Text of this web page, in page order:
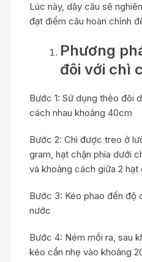
Lúc này, dây câu sẽ
đạt điểm câu hoàn chỉnh
Phương
đôi với chì
Bước 1: Sử dụng thẻo đôi
cách nhau khoảng 40cm
Bước 2: Chì được treo ở
gram, hạt chặn phía dưới
và khoảng cách giữa 2 hạt
Bước 3: Kéo phao đến độ
nước
Bước 4: Ném mồi ra, sau
kéo cần nhẹ vào khoảng